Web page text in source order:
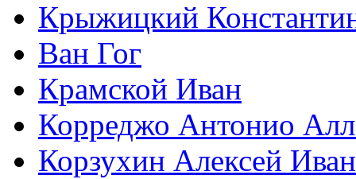
Крыжицкий
Ван Гог
Крамской Иван
Корреджо Антонио
Корзухин Алексей